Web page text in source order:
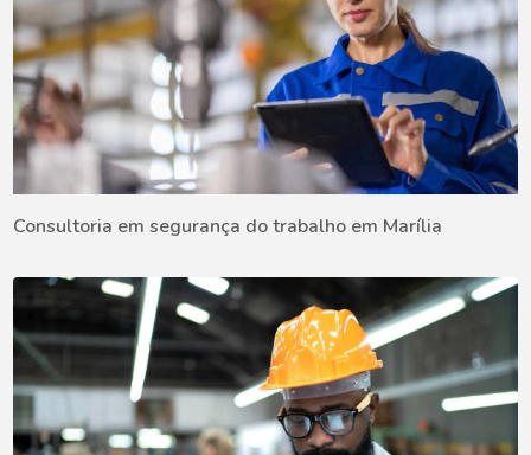
Consultoria em segurança do trabalho em Marília